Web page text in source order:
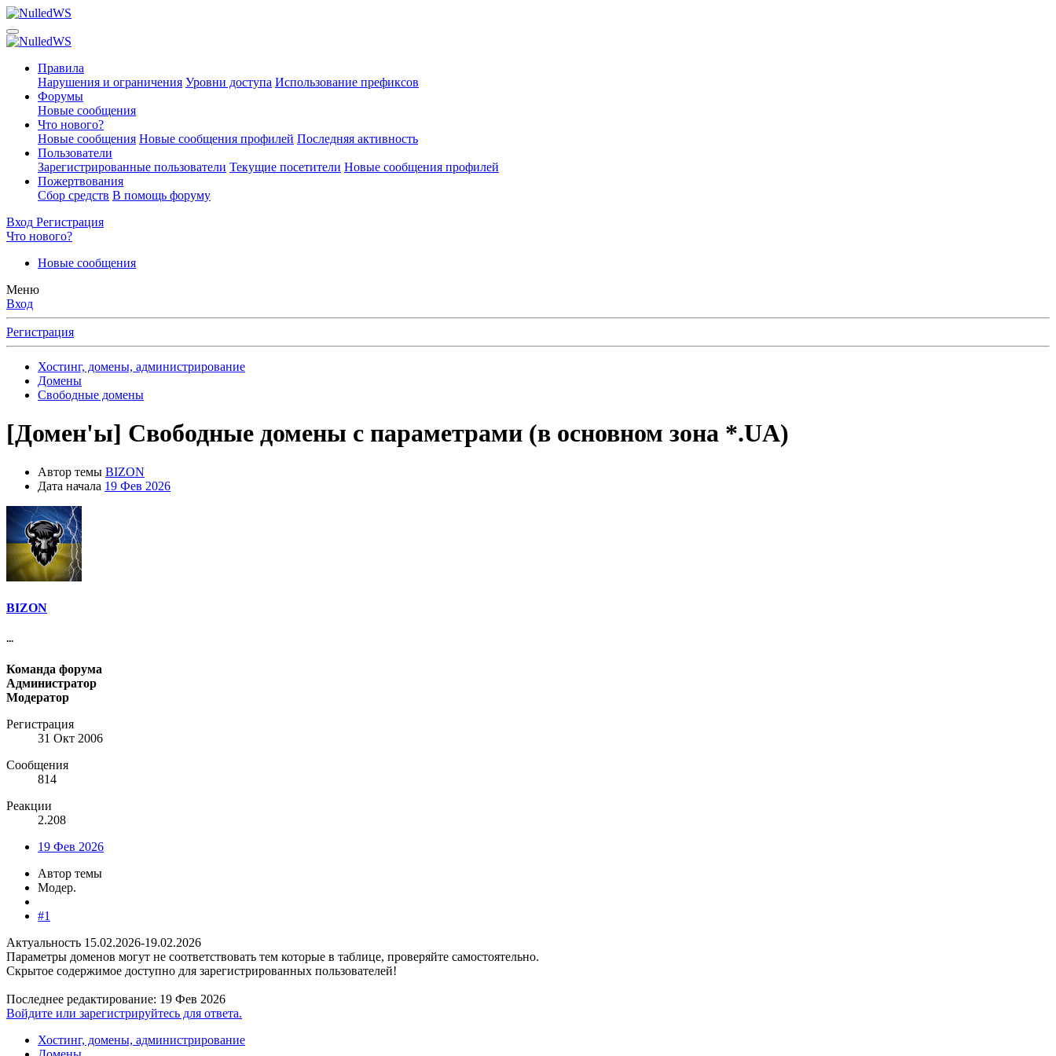
Правила
Нарушения и ограничения Уровни доступа Использование префиксов
Форумы
Новые сообщения
Что нового?
Новые сообщения Новые сообщения профилей Последняя активность
Пользователи
Зарегистрированные пользователи Текущие посетители Новые сообщения профилей
Пожертвования
Сбор средств В помощь форуму
Вход Регистрация
Что нового?
Новые сообщения
Меню
Вход
Регистрация
Хостинг, домены, администрирование
Домены
Свободные домены
[Домен'ы] Свободные домены с параметрами (в основном зона *.UA)
Автор темы BIZON
Дата начала 19 Фев 2026
BIZON
...
Команда форума
Администратор
Модератор
Регистрация
31 Окт 2006
Сообщения
814
Реакции
2.208
19 Фев 2026
Автор темы
Модер.
#1
Актуальность 15.02.2026-19.02.2026
Параметры доменов могут не соответствовать тем которые в таблице, проверяйте самостоятельно.
Скрытое содержимое доступно для зарегистрированных пользователей!
Последнее редактирование: 19 Фев 2026
Войдите или зарегистрируйтесь для ответа.
Хостинг, домены, администрирование